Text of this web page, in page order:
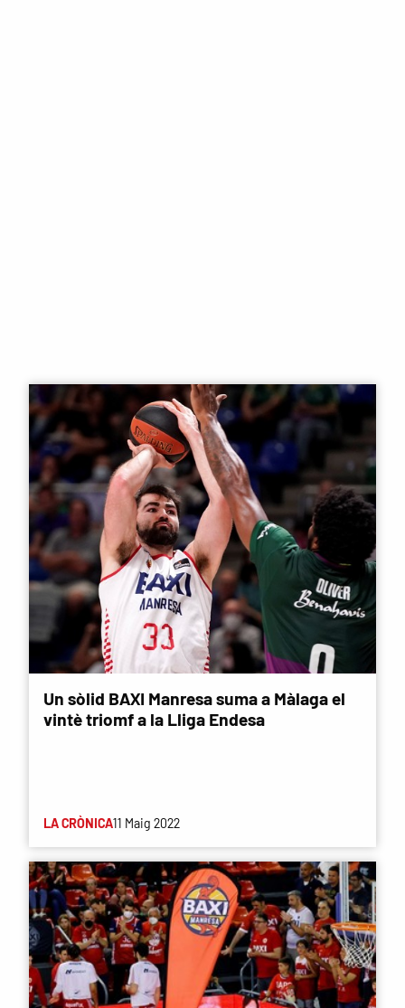
Un sòlid BAXI Manresa suma a Màlaga el
vintè triomf a la Lliga Endesa
LA CRÒNICA11 Maig 2022